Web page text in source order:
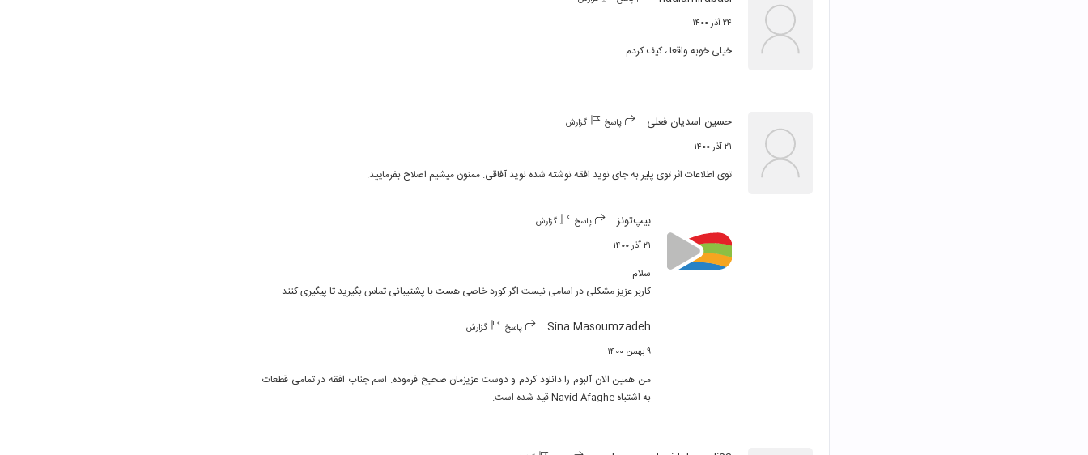
۲۴ آذر ۱۴۰۰
خیلی خوبه واقعا ، کیف کردم
حسین اسدیان فعلی پاسخ گزارش
۲۱ آذر ۱۴۰۰
توی اطلاعات اثر توی پلیر به جای نوید افقه نوشته شده نوید آفاقی. ممنون میشیم اصلاح بفرمایید.
بیپ‌تونز پاسخ گزارش
۲۱ آذر ۱۴۰۰
کاربر عزیز مشکلی در اسامی نیست اگر کورد خاصی هست با پشتیبانی تماس بگیرید تا پیگیری کنند
Sina Masoumzadeh پاسخ گزارش
۹ بهمن ۱۴۰۰
به اشتباه Navid Afaghe قید شده است.